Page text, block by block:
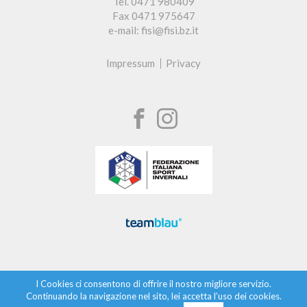
Fax 0471 975647
e-mail: fisi@fisi.bz.it
Impressum Privacy
I Cookies ci consentono di offrire il nostro migliore servizio.
Continuando la navigazione nel sito, lei accetta l’uso dei cookies.